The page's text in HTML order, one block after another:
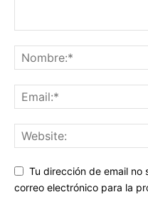
Tu dirección de email no
correo electrónico para la